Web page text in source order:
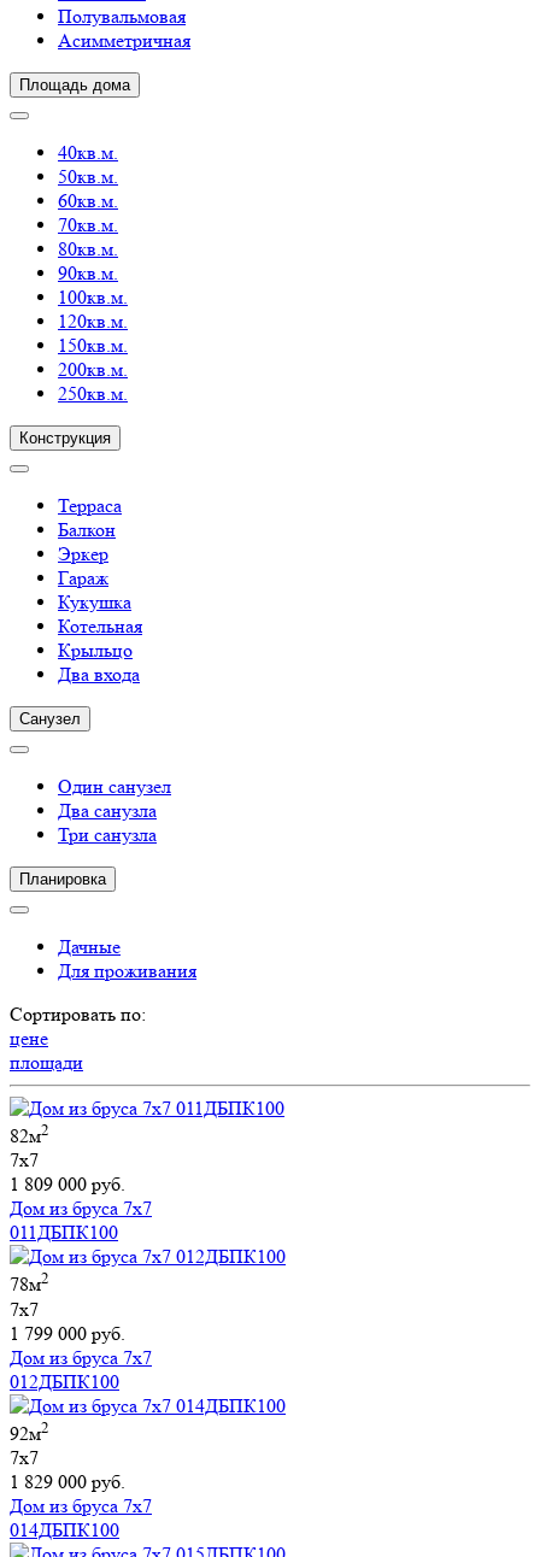
Полувальмовая
Асимметричная
Площадь дома
40кв.м.
50кв.м.
60кв.м.
70кв.м.
80кв.м.
90кв.м.
100кв.м.
120кв.м.
150кв.м.
200кв.м.
250кв.м.
Конструкция
Терраса
Балкон
Эркер
Гараж
Кукушка
Котельная
Крыльцо
Два входа
Санузел
Один санузел
Два санузла
Три санузла
Планировка
Дачные
Для проживания
Сортировать по:
цене
площади
82м2
7х7
1 809 000 руб.
Дом из бруса 7х7
011ДБПК100
78м2
7х7
1 799 000 руб.
Дом из бруса 7х7
012ДБПК100
92м2
7х7
1 829 000 руб.
Дом из бруса 7х7
014ДБПК100